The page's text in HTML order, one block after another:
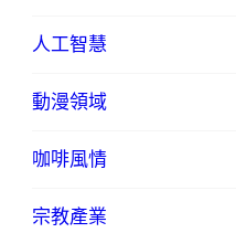
人工智慧
動漫領域
咖啡風情
宗教產業